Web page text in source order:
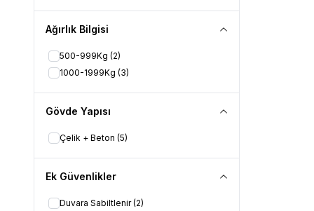
Ağırlık Bilgisi
500-999Kg (2)
1000-1999Kg (3)
Gövde Yapısı
Çelik + Beton (5)
Ek Güvenlikler
Duvara Sabiltlenir(2)